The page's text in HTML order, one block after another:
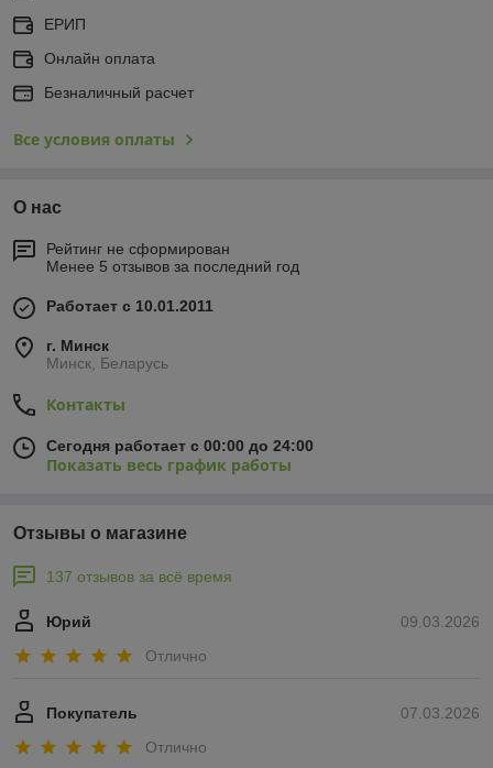
ЕРИП
Онлайн оплата
Безналичный расчет
Все условия оплаты
О нас
Рейтинг не сформирован
Менее 5 отзывов за последний год
Работает с 10.01.2011
г. Минск
Минск, Беларусь
Контакты
Сегодня работает с 00:00 до 24:00
Показать весь график работы
Отзывы о магазине
137 отзывов за всё время
09.03.2026
Юрий
Отлично
07.03.2026
Покупатель
Отлично